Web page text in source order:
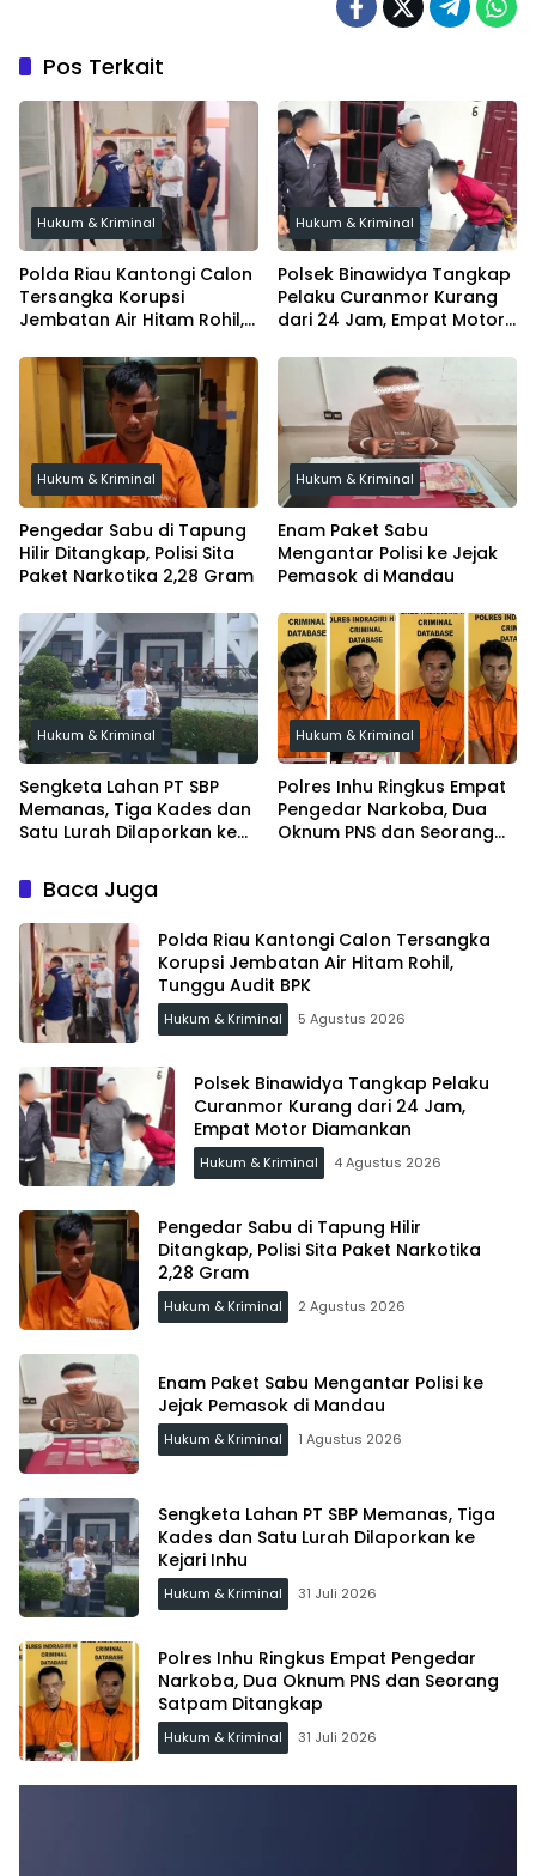
Pos Terkait
Hukum & Kriminal
Polda Riau Kantongi Calon
Tersangka Korupsi
Jembatan Air Hitam Rohil,
Hukum & Kriminal
Polsek Binawidya Tangkap
Pelaku Curanmor Kurang
dari 24 Jam, Empat Motor
Hukum & Kriminal
Pengedar Sabu di Tapung
Hilir Ditangkap, Polisi Sita
Paket Narkotika 2,28 Gram
Hukum & Kriminal
Enam Paket Sabu
Mengantar Polisi ke Jejak
Pemasok di Mandau
Hukum & Kriminal
Sengketa Lahan PT SBP
Memanas, Tiga Kades dan
Satu Lurah Dilaporkan ke
Hukum & Kriminal
Polres Inhu Ringkus Empat
Pengedar Narkoba, Dua
Oknum PNS dan Seorang
Baca Juga
Polda Riau Kantongi Calon Tersangka
Korupsi Jembatan Air Hitam Rohil,
Tunggu Audit BPK
Hukum & Kriminal 5 Agustus 2026
Polsek Binawidya Tangkap Pelaku
Curanmor Kurang dari 24 Jam,
Empat Motor Diamankan
Hukum & Kriminal 4 Agustus 2026
Pengedar Sabu di Tapung Hilir
Ditangkap, Polisi Sita Paket Narkotika
2,28 Gram
Hukum & Kriminal 2 Agustus 2026
Enam Paket Sabu Mengantar Polisi ke
Jejak Pemasok di Mandau
Hukum & Kriminal 1 Agustus 2026
Sengketa Lahan PT SBP Memanas, Tiga
Kades dan Satu Lurah Dilaporkan ke
Kejari Inhu
Hukum & Kriminal 31 Juli 2026
Polres Inhu Ringkus Empat Pengedar
Narkoba, Dua Oknum PNS dan Seorang
Satpam Ditangkap
Hukum & Kriminal 31 Juli 2026